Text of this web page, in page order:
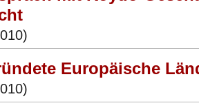
Europäische